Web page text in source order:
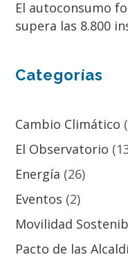
El autoconsumo
supera las 8.800
Categorías
Cambio Climático
El Observatorio
Energía (26)
Eventos (2)
Movilidad
Pacto de las